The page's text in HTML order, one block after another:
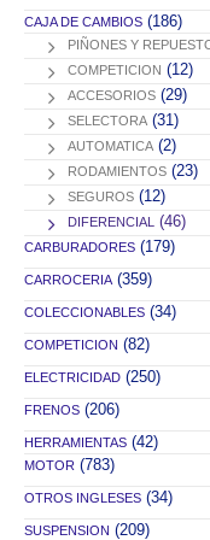
CAJA DE CAMBIOS (186)
PIÑONES Y
COMPETICION (12)
ACCESORIOS (29)
SELECTORA (31)
AUTOMATICA (2)
RODAMIENTOS (23)
SEGUROS (12)
DIFERENCIAL (46)
CARBURADORES (179)
CARROCERIA (359)
COLECCIONABLES (34)
COMPETICION (82)
ELECTRICIDAD (250)
FRENOS (206)
HERRAMIENTAS (42)
MOTOR (783)
OTROS INGLESES (34)
SUSPENSION (209)